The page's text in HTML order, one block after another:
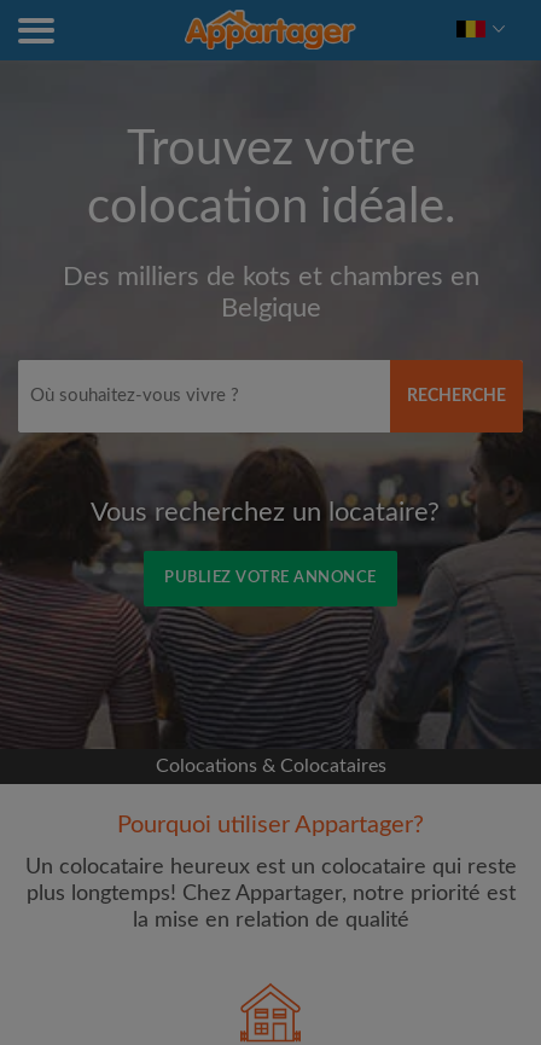
Trouvez votre
colocation idéale.
Des milliers de kots et chambres en
Belgique
RECHERCHE
Vous recherchez un locataire?
PUBLIEZ VOTRE ANNONCE
Inscrivez-vous avec Facebook
Nous ne publierons jamais sur votre page sans
votre accord
Loyer max par mois (€)
Colocations & Colocataires
Pourquoi utiliser Appartager?
Un colocataire heureux est un colocataire qui reste
plus longtemps! Chez Appartager, notre priorité est
la mise en relation de qualité